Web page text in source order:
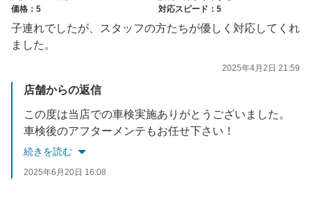
価格：5
対応スピード：5
子連れでしたが、スタッフの方たちが優しく対応してくれ
ました。
2025年4月2日 21:59
店舗からの返信
この度は当店での車検実施ありがとうございました。
車検後のアフターメンテもお任せ下さい！
またのご利用お待ちしております！
続きを読む
2025年6月20日 16:08